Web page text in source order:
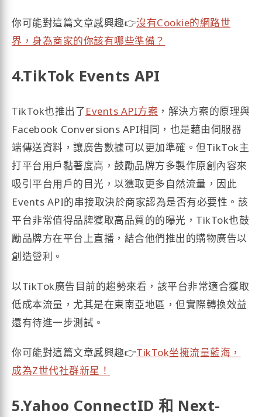
你可能對這篇文章感興趣👉沒有Cookie的網路世
界，身為商家的你該有哪些準備？
4.TikTok Events API
TikTok也推出了Events API方案 ，解決方案的原理與
Facebook Conversions API相同，也是藉由伺服器
端傳送資料，讓廣告數據可以更加準確。但TikTok主
打平台用戶黏著度高，鼓勵品牌方多製作原創內容來
吸引平台用戶的目光，以獲取更多自然流量，因此
Events API的串接取決於商家認為是否有必要性。該
平台非常值得品牌獲取高品質的的曝光，TikTok也鼓
勵品牌方在平台上直播，結合他們推出的購物廣告以
創造營利。
以TikTok廣告目前的趨勢來看，該平台非常適合獲取
低成本流量，尤其是在東南亞地區，但實際轉換效益
還有待進一步測試。
你可能對這篇文章感興趣👉TikTok坐擁流量藍海，
成為Z世代社群新星！
5.Yahoo ConnectID 和 Next-